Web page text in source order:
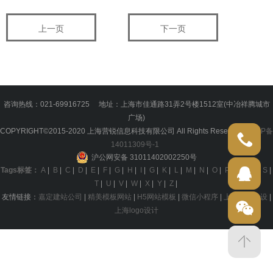
上一页 下一页
咨询热线：021-69916725 地址：上海市佳通路31弄2号楼1512室(中冶祥腾城市
广场)
COPYRIGHT©2015-2020 上海营锐信息科技有限公司 All Rights Reserved.
沪ICP备
14011309号-1
沪公网安备 31011402002250号
Tags标签： A| B C D E| F| G| H G| K| L M N O| P Q |R S|
T| U V| W| X| Y| Z|
友情链接： 嘉定建站公司 精美模板网站 H5网站模板 微信小程序 上海网站建设
上海logo设计
021-